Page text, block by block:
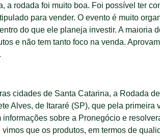
a rodada foi muito boa. Foi possível ter
para vender. O evento é muito
do que ele planeja investir. A maioria
e não tem tanto foco na venda.
cidades de Santa Catarina, a Rodada
Alves, de Itararé (SP), que pela
sobre a Pronegócio e
que os produtos, em termos de